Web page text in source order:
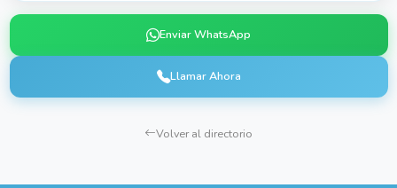
Enviar WhatsApp
Llamar Ahora
Volver al directorio